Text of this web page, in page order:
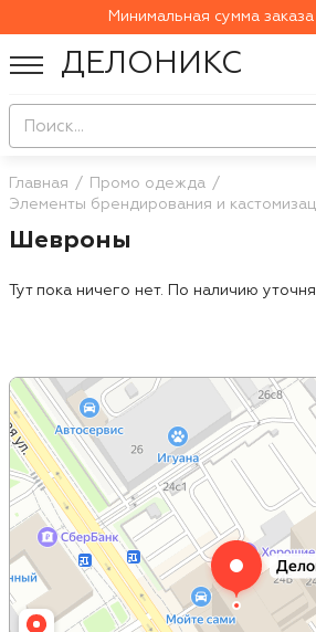
Минимальная сумма заказа
ДЕЛОНИКС
Главная
Промо одежда
Элементы брендирования и
Шевроны
Тут пока ничего нет. По наличию